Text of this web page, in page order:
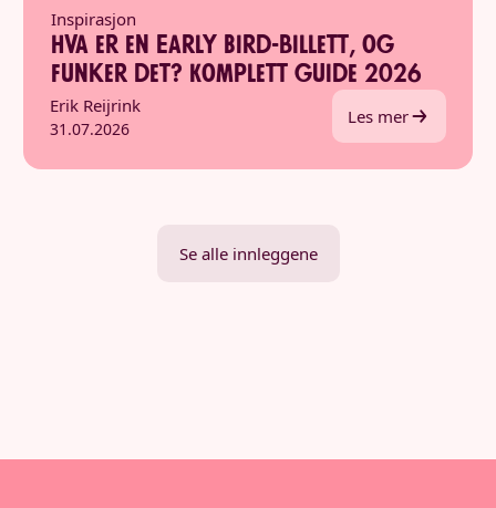
Inspirasjon
Hva er en Early Bird-billett, og
funker det? Komplett guide 2026
Erik Reijrink
31.07.2026
Les mer
Se alle innleggene